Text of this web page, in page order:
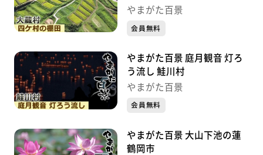
やまがた百景
会員無料
やまがた百景 庭月観音 灯ろ
う流し 鮭川村
やまがた百景
会員無料
やまがた百景 大山下池の蓮
鶴岡市